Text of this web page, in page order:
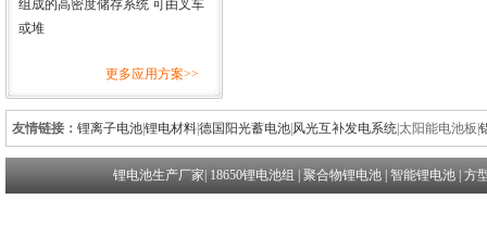
组成的高密度储存系统 可由叉车
或堆
更多应用方案>>
友情链接： 锂离子电池锂电材料德国阳光蓄电池 风光互补发电系统 太阳能电池板
锂电池生产厂家 18650锂电池组 聚合物锂电池| 智能锂电池| 方